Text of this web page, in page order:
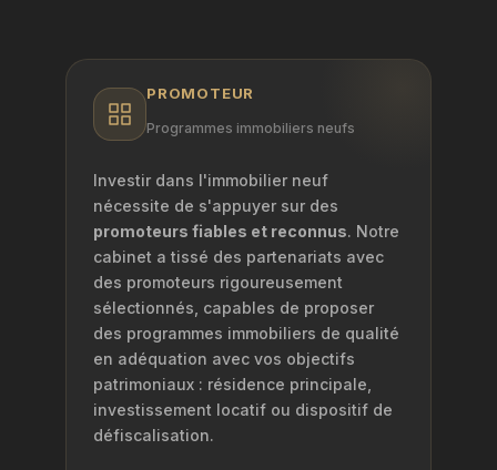
PROMOTEUR
Programmes immobiliers neufs
Investir dans l'immobilier neuf
nécessite de s'appuyer sur des
promoteurs fiables et reconnus. Notre
cabinet a tissé des partenariats avec
des promoteurs rigoureusement
sélectionnés, capables de proposer
des programmes immobiliers de qualité
en adéquation avec vos objectifs
patrimoniaux : résidence principale,
investissement locatif ou dispositif de
défiscalisation.